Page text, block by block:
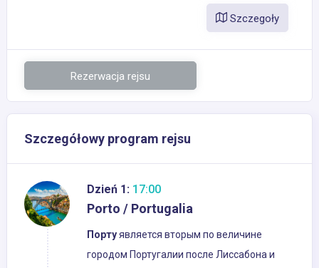
Szczegoły
Rezerwacja rejsu
Szczegółowy program rejsu
Dzień 1: 17:00
Porto / Portugalia
Портуявляется вторым по величине
городом Португалии после Лиссабона и